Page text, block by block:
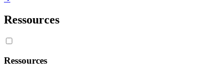
Ressources
Ressources